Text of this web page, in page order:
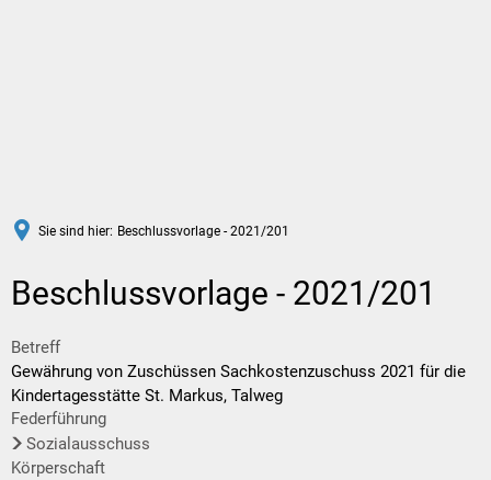
Sie sind hier: Beschlussvorlage - 2021/201
Beschlussvorlage - 2021/201
Betreff
Gewährung von Zuschüssen Sachkostenzuschuss 2021 für die
Kindertagesstätte St. Markus, Talweg
Federführung
Sozialausschuss
Körperschaft